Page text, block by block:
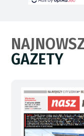
GAZETY